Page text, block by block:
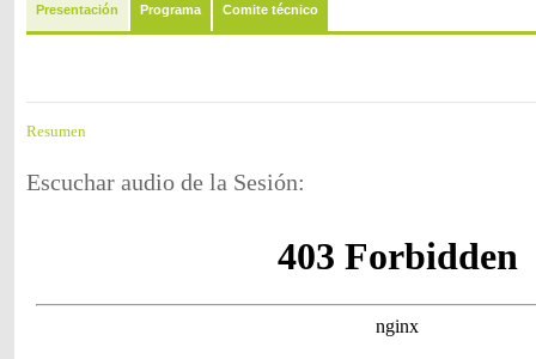
Presentación Programa Comite técnico
Resumen
Escuchar audio de la Sesión: